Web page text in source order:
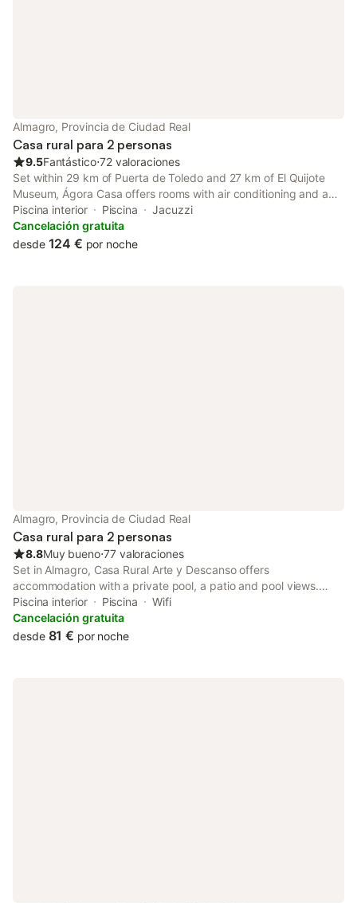
Almagro, Provincia de Ciudad Real
Casa rural para 2 personas
9.5Fantástico⋅72 valoraciones
Set within 29 km of Puerta de Toledo and 27 km of El Quijote
Museum, Ágora Casa offers rooms with air conditioning and a
private bathroom in Almagro.
Piscina interior Piscina
Jacuzzi
Cancelación gratuita
desde 124 € por noche
Almagro, Provincia de Ciudad Real
Casa rural para 2 personas
8.8Muy bueno⋅77 valoraciones
Set in Almagro, Casa Rural Arte y Descanso offers
accommodation with a private pool, a patio and pool views.
Boasting luggage storage space, this property also provides
guests with a sun terrace.
Piscina interior Piscina
Wifi
Cancelación gratuita
desde 81 € por noche